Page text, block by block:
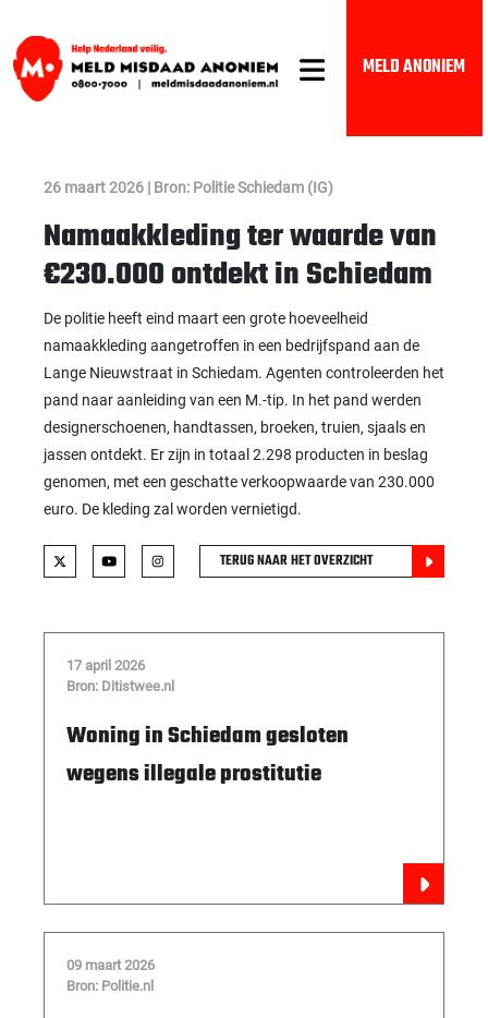
MELD ANONIEM
26 maart 2026 | Bron: Politie Schiedam (IG)
Namaakkleding ter waarde van
€230.000 ontdekt in Schiedam
De politie heeft eind maart een grote hoeveelheid
namaakkleding aangetroffen in een bedrijfspand aan de
Lange Nieuwstraat in Schiedam. Agenten controleerden het
pand naar aanleiding van een M.-tip. In het pand werden
designerschoenen, handtassen, broeken, truien, sjaals en
jassen ontdekt. Er zijn in totaal 2.298 producten in beslag
genomen, met een geschatte verkoopwaarde van 230.000
euro. De kleding zal worden vernietigd.
TERUG NAAR HET OVERZICHT
17 april 2026
Bron: Ditistwee.nl
Woning in Schiedam gesloten
wegens illegale prostitutie
09 maart 2026
Bron: Politie.nl